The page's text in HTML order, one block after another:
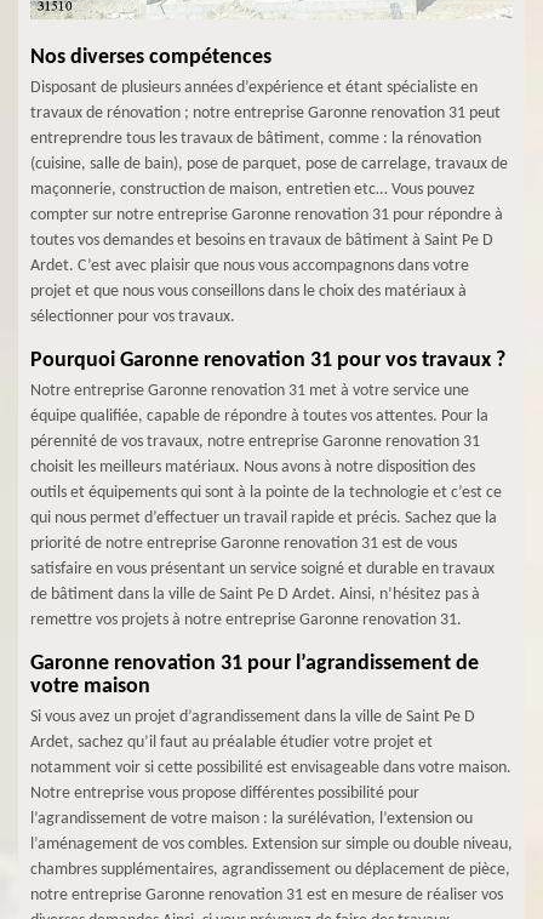
Nos diverses compétences
Disposant de plusieurs années d’expérience et étant spécialiste en
travaux de rénovation ; notre entreprise Garonne renovation 31 peut
entreprendre tous les travaux de bâtiment, comme : la rénovation
(cuisine, salle de bain), pose de parquet, pose de carrelage, travaux de
maçonnerie, construction de maison, entretien etc… Vous pouvez
compter sur notre entreprise Garonne renovation 31 pour répondre à
toutes vos demandes et besoins en travaux de bâtiment à Saint Pe D
Ardet. C’est avec plaisir que nous vous accompagnons dans votre
projet et que nous vous conseillons dans le choix des matériaux à
sélectionner pour vos travaux.
Pourquoi Garonne renovation 31 pour vos travaux ?
Notre entreprise Garonne renovation 31 met à votre service une
équipe qualifiée, capable de répondre à toutes vos attentes. Pour la
pérennité de vos travaux, notre entreprise Garonne renovation 31
choisit les meilleurs matériaux. Nous avons à notre disposition des
outils et équipements qui sont à la pointe de la technologie et c’est ce
qui nous permet d’effectuer un travail rapide et précis. Sachez que la
priorité de notre entreprise Garonne renovation 31 est de vous
satisfaire en vous présentant un service soigné et durable en travaux
de bâtiment dans la ville de Saint Pe D Ardet. Ainsi, n’hésitez pas à
remettre vos projets à notre entreprise Garonne renovation 31.
Garonne renovation 31 pour l’agrandissement de
votre maison
Si vous avez un projet d’agrandissement dans la ville de Saint Pe D
Ardet, sachez qu’il faut au préalable étudier votre projet et
notamment voir si cette possibilité est envisageable dans votre maison.
Notre entreprise vous propose différentes possibilité pour
l’agrandissement de votre maison : la surélévation, l’extension ou
l’aménagement de vos combles. Extension sur simple ou double niveau,
chambres supplémentaires, agrandissement ou déplacement de pièce,
notre entreprise Garonne renovation 31 est en mesure de réaliser vos